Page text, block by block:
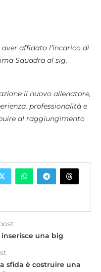
aver affidato l’incarico di
Squadra al sig.
il nuovo allenatore,
professionalità e
al raggiungimento
inserisce una big
sfida è costruire una